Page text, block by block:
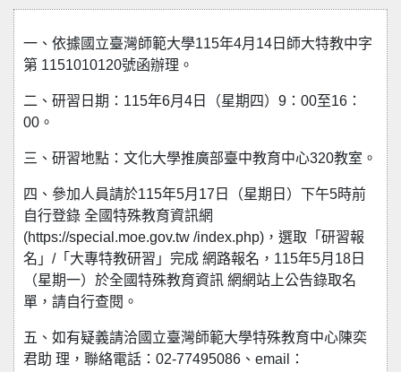
一、依據國立臺灣師範大學115年4月14日師大特教中字
第 1151010120號函辦理。
二、研習日期：115年6月4日（星期四）9：00至16：
00。
三、研習地點：文化大學推廣部臺中教育中心320教室。
四、參加人員請於115年5月17日（星期日）下午5時前
自行登錄 全國特殊教育資訊網
(https://special.moe.gov.tw /index.php)，選取「研習報
名」/「大專特教研習」完成 網路報名，115年5月18日
（星期一）於全國特殊教育資訊 網網站上公告錄取名
單，請自行查閱。
五、如有疑義請洽國立臺灣師範大學特殊教育中心陳奕
君助 理，聯絡電話：02-77495086、email：